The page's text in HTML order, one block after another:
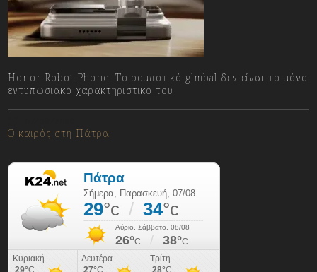
Honor Robot Phone: Το ρομποτικό gimbal δεν είναι το μόνο
εντυπωσιακό χαρακτηριστικό του
Ο καιρός στη Πάτρα